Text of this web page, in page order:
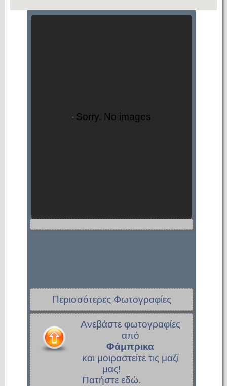
Sorry. No images
Περισσότερες Φωτογραφίες
Ανεβάστε φωτογραφίες
από
Φάμπρικα
και μοιραστείτε τις μαζί
μας!
Πατήστε εδώ.